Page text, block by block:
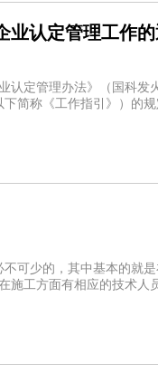
业认定管理工作
定管理办法》（国科发
简称《工作指引》）的
可少的，其中基本的就
施工方面有相应的技术